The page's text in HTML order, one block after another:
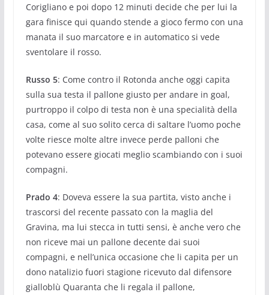
Corigliano e poi dopo 12 minuti decide che per lui la
gara finisce qui quando stende a gioco fermo con una
manata il suo marcatore e in automatico si vede
sventolare il rosso.
Russo 5: Come contro il Rotonda anche oggi capita
sulla sua testa il pallone giusto per andare in goal,
purtroppo il colpo di testa non è una specialità della
casa, come al suo solito cerca di saltare l’uomo poche
volte riesce molte altre invece perde palloni che
potevano essere giocati meglio scambiando con i suoi
compagni.
Prado 4: Doveva essere la sua partita, visto anche i
trascorsi del recente passato con la maglia del
Gravina, ma lui stecca in tutti sensi, è anche vero che
non riceve mai un pallone decente dai suoi
compagni, e nell’unica occasione che li capita per un
dono natalizio fuori stagione ricevuto dal difensore
gialloblù Quaranta che li regala il pallone,